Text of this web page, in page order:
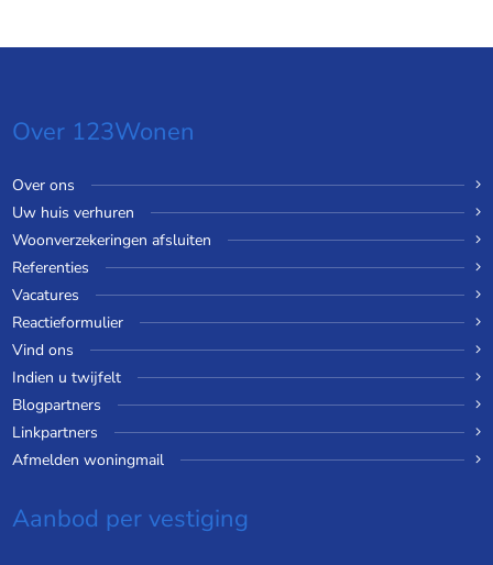
Over 123Wonen
Over ons
Uw huis verhuren
Woonverzekeringen afsluiten
Referenties
Vacatures
Reactieformulier
Vind ons
Indien u twijfelt
Blogpartners
Linkpartners
Afmelden woningmail
Aanbod per vestiging